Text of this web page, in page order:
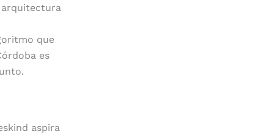
arquitectura
que
es
aspira